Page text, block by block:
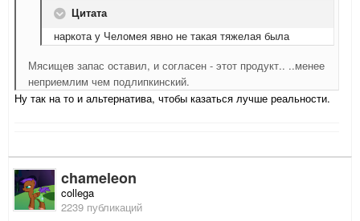
Цитата
наркота у Челомея явно не такая тяжелая была
Мясищев запас оставил, и согласен - этот продукт.. ..менее
неприемлим чем подлипкинский.
Ну так на то и альтернатива, чтобы казаться лучше реальности.
chameleon
collega
2239 публикаций